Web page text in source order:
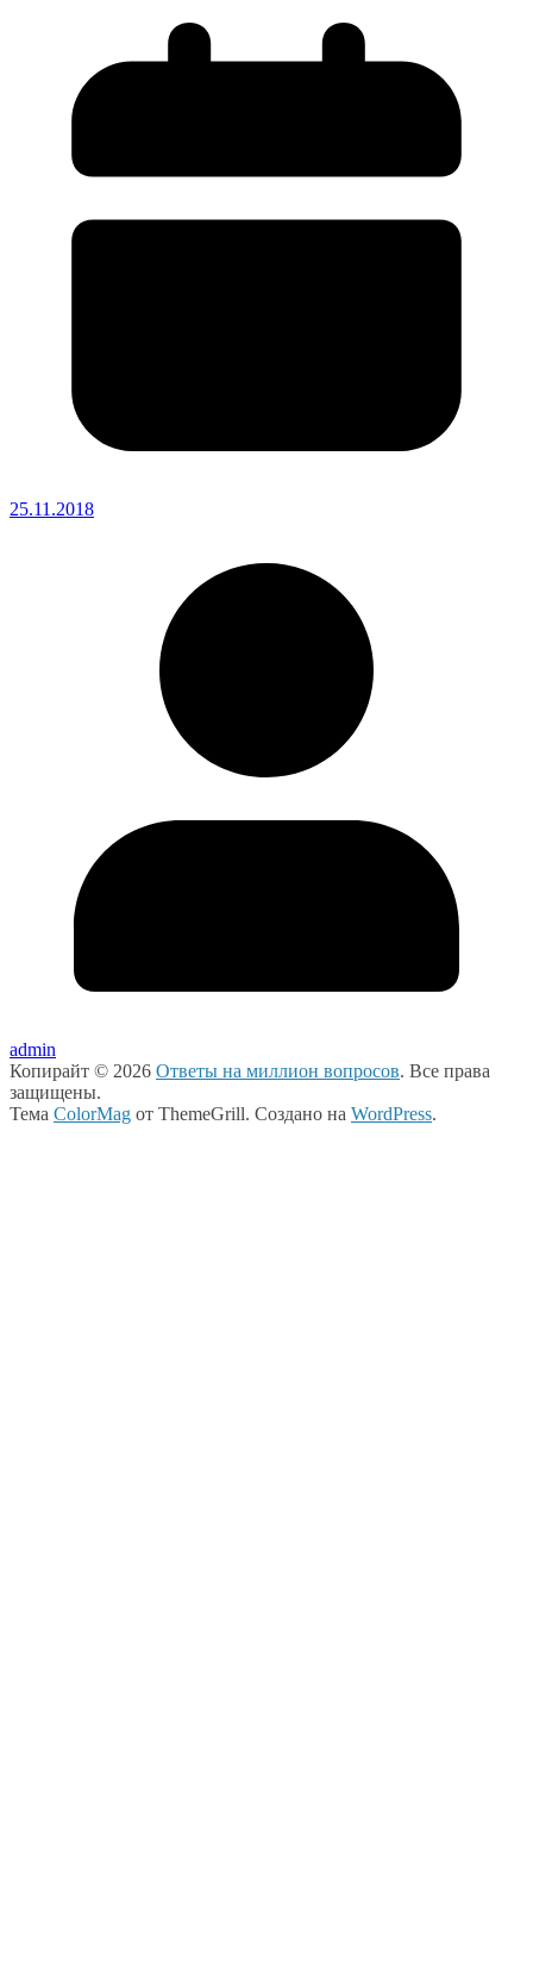
25.11.2018
admin
Копирайт © 2026 Ответы на миллион вопросов. Все права
защищены.
Тема ColorMag от ThemeGrill. Создано на WordPress.